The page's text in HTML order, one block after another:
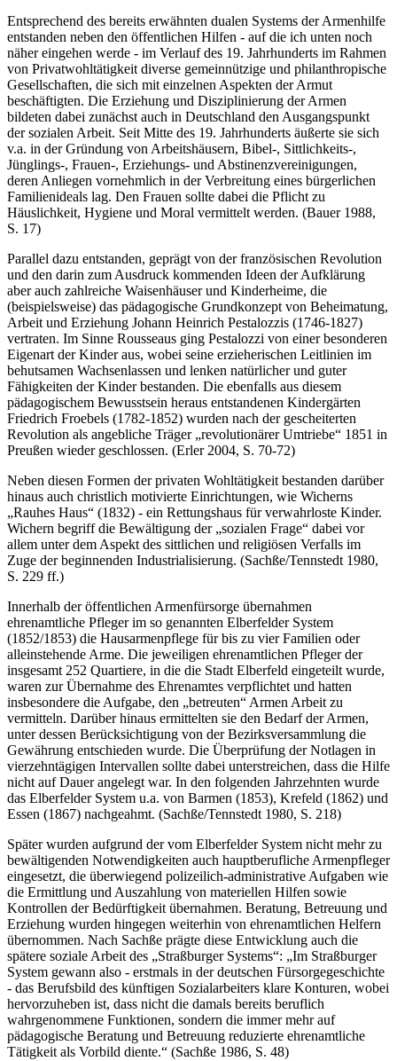
sollte.
Entsprechend des bereits erwähnten dualen Systems der Armenhilfe
entstanden neben den öffentlichen Hilfen - auf die ich unten noch
näher eingehen werde - im Verlauf des 19. Jahrhunderts im Rahmen
von Privatwohltätigkeit diverse gemeinnützige und philanthropische
Gesell­schaften, die sich mit einzelnen Aspekten der Armut
beschäftigten. Die Erziehung und Disziplinierung der Armen
bildeten dabei zunächst auch in Deutschland den Ausgangspunkt
der sozialen Arbeit. Seit Mitte des 19. Jahrhunderts äußerte sie sich
v.a. in der Gründung von Arbeitshäusern, Bibel-, Sittlichkeits-,
Jünglings-, Frauen-, Erziehungs- und Abstinenzver­einigungen,
deren Anliegen vornehmlich in der Verbreitung eines bürger­lichen
Familienideals lag. Den Frauen sollte dabei die Pflicht zu
S. 17)
Parallel dazu entstanden, geprägt von der französischen Revolution
und den darin zum Ausdruck kommenden Ideen der Aufklärung
aber auch zahlreiche Waisenhäuser und Kinderheime, die
(beispielsweise) das pädagogische Grundkonzept von Beheimatung,
Arbeit und Erziehung Johann Heinrich Pestalozzis (1746-1827)
vertraten. Im Sinne Rousseaus ging Pestalozzi von einer besonderen
Eigenart der Kinder aus, wobei seine erzieherischen Leitlinien im
behutsamen Wachsenlassen und lenken natürlicher und guter
Fähigkeiten der Kinder bestanden. Die ebenfalls aus diesem
pädagogischem Bewusstsein heraus entstandenen Kindergärten
Friedrich Froebels (1782-1852) wurden nach der gescheiterten
Preußen wieder geschlossen. (Erler 2004, S. 70-72)
Neben diesen Formen der privaten Wohltätigkeit bestanden darüber
hinaus auch christlich motivierte Einrichtungen, wie Wicherns
„Rauhes Haus“ (1832) - ein Rettungshaus für verwahrloste Kinder.
Wichern begriff die Bewältigung der „sozialen Frage“ dabei vor
allem unter dem Aspekt des sittlichen und religiösen Verfalls im
S. 229 ff.)
Innerhalb der öffentlichen Armenfürsorge übernahmen
ehrenamtliche Pfleger im so genannten Elberfelder System
(1852/1853) die Hausarmen­pflege für bis zu vier Familien oder
alleinstehende Arme. Die jeweiligen ehrenamtlichen Pfleger der
insgesamt 252 Quartiere, in die die Stadt Elberfeld eingeteilt wurde,
waren zur Übernahme des Ehrenamtes verpflichtet und hatten
insbesondere die Aufgabe, den „betreuten“ Armen Arbeit zu
vermitteln. Darüber hinaus ermittelten sie den Bedarf der Armen,
unter dessen Berücksichtigung von der Bezirksversammlung die
Gewährung entschieden wurde. Die Überprüfung der Notlagen in
vierzehntägigen Intervallen sollte dabei unterstreichen, dass die Hilfe
nicht auf Dauer angelegt war. In den folgenden Jahrzehnten wurde
Essen (1867) nachgeahmt. (Sachße/Tennstedt 1980, S. 218)
Später wurden aufgrund der vom Elberfelder System nicht mehr zu
bewältigenden Notwendigkeiten auch hauptberufliche Armenpfleger
eingesetzt, die überwiegend polizeilich-administrative Aufgaben wie
die Ermittlung und Auszahlung von materiellen Hilfen sowie
Kontrollen der Bedürftigkeit übernahmen. Beratung, Betreuung und
Erziehung wurden hingegen weiterhin von ehrenamtlichen Helfern
übernommen. Nach Sachße prägte diese Entwicklung auch die
spätere soziale Arbeit des „Straßburger Systems“: „Im Straßburger
System gewann also - erstmals in der deutschen Fürsorgegeschichte
- das Berufsbild des künftigen Sozialarbeiters klare Konturen, wobei
hervorzuheben ist, dass nicht die damals bereits beruflich
wahrgenommene Funktionen, sondern die immer mehr auf